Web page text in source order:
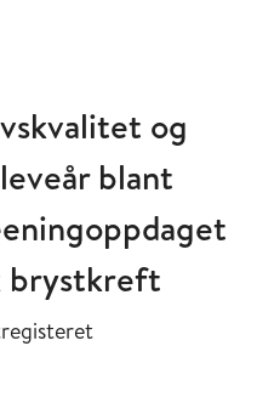
og
blant
brystkreft